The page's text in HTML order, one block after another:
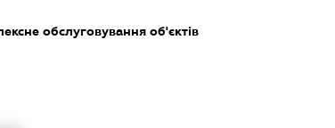
обслуговування об'єктів